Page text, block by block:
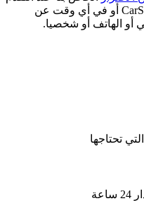
لأول مرة للانضمام إلى CarShare Vermont أو في أي وقت عن
أو الهاتف أو شخصيا.
تحتاجها